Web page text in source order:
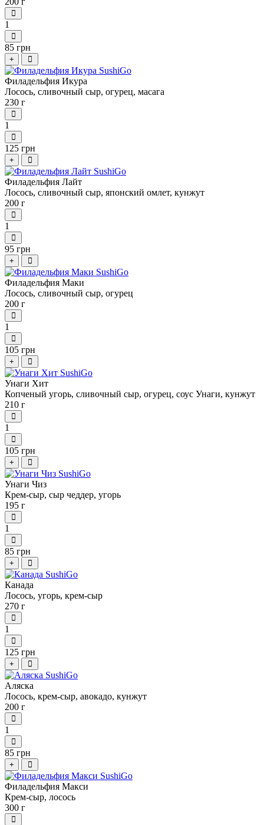
1
85 грн
+
Филадельфия Икура
Лосось, сливочный сыр, огурец, масага
230 г
1
125 грн
+
Филадельфия Лайт
Лосось, сливочный сыр, японский омлет, кунжут
200 г
1
95 грн
+
Филадельфия Маки
Лосось, сливочный сыр, огурец
200 г
1
105 грн
+
Унаги Хит
Копченый угорь, сливочный сыр, огурец, соус Унаги, кунжут
210 г
1
105 грн
+
Унаги Чиз
Крем-сыр, сыр чеддер, угорь
195 г
1
85 грн
+
Канада
Лосось, угорь, крем-сыр
270 г
1
125 грн
+
Аляска
Лосось, крем-сыр, авокадо, кунжут
200 г
1
85 грн
+
Филадельфия Макси
Крем-сыр, лосось
300 г